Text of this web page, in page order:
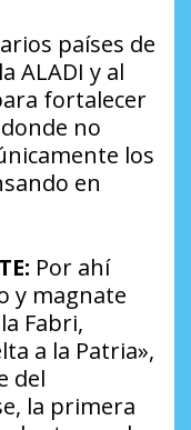
países de
ALADI y al
fortalecer
no
los
en
Por ahí
y magnate
Fabri,
a la Patria»,
del
la primera